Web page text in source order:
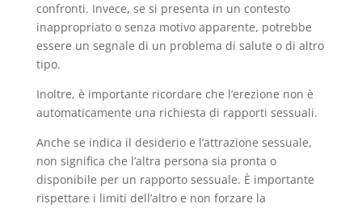
confronti. Invece, se si presenta in un contesto
inappropriato o senza motivo apparente, potrebbe
essere un segnale di un problema di salute o di altro
tipo.
Inoltre, è importante ricordare che l’erezione non è
automaticamente una richiesta di rapporti sessuali.
Anche se indica il desiderio e l’attrazione sessuale,
non significa che l’altra persona sia pronta o
disponibile per un rapporto sessuale. È importante
rispettare i limiti dell’altro e non forzare la